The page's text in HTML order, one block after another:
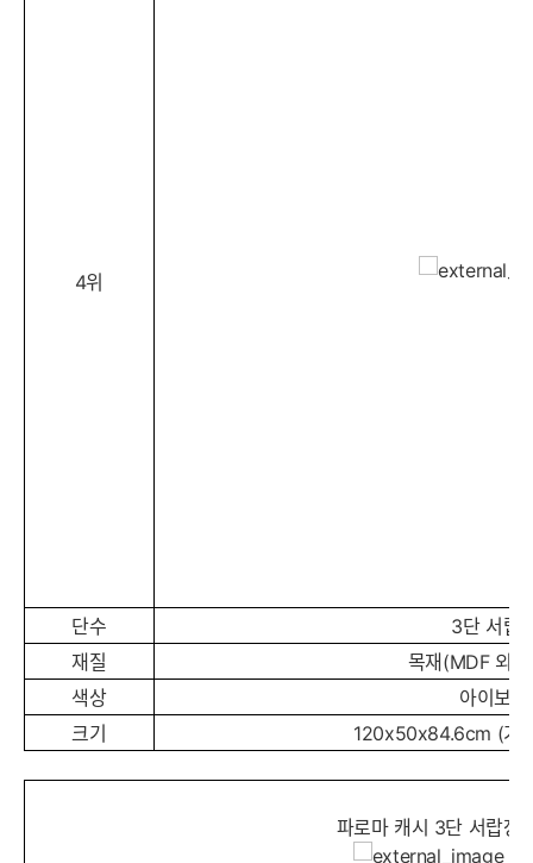
4위
단수
3단 서랍
재질
목재(MDF 외
색상
아이보리
크기
120x50x84.6cm (가
파로마 캐시 3단 서랍장